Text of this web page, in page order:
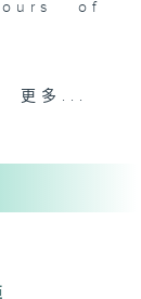
of
優雅的作
。週五和
這裡總有
更多...